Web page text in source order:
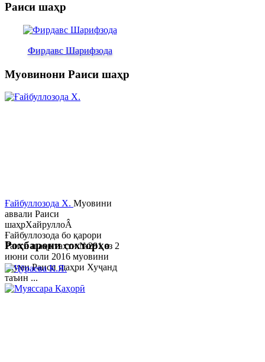
Раиси шаҳр
Фирдавс Шарифзода
Муовинони Раиси шаҳр
Ғайбуллозода Х. Муовини
аввали Раиси
шаҳрХайруллоÂ
Ғайбуллозода бо қарори
Раиси шаҳр таҳти №281 аз 2
июни соли 2016 муовини
якуми Раиси шаҳри Хуҷанд
таъин ...
Роҳбарони сохторҳо